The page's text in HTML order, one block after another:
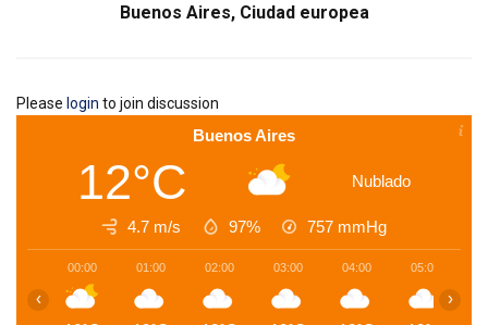
Buenos Aires, Ciudad europea
Please login to join discussion
Buenos Aires
12°C Nublado
4.7 m/s 97% 757 mmHg
00:00 01:00 02:00 03:00 04:00 05:00
‹ ›